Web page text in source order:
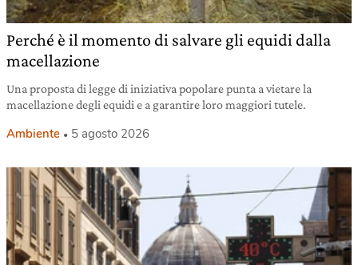
Perché è il momento di salvare gli equidi dalla
macellazione
Una proposta di legge di iniziativa popolare punta a vietare la
macellazione degli equidi e a garantire loro maggiori tutele.
Ambiente 5 agosto 2026